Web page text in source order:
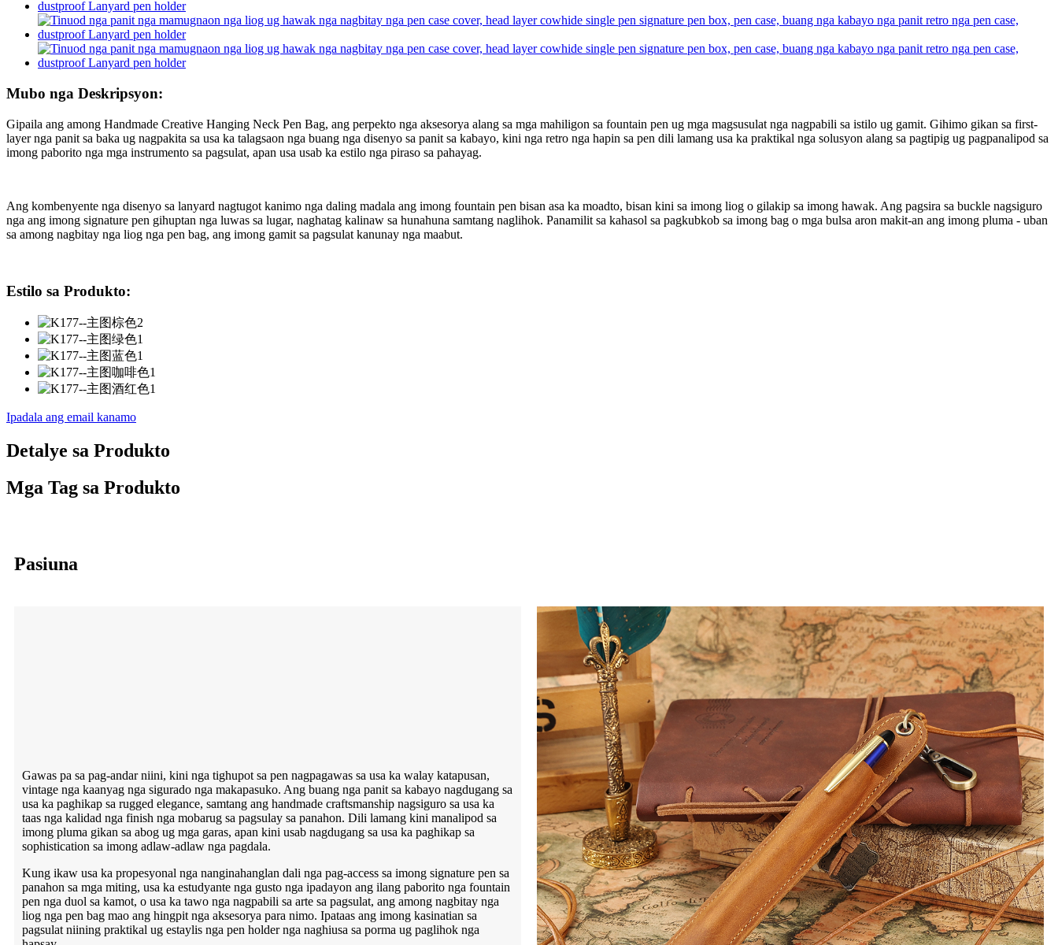
Mubo nga Deskripsyon:
Gipaila ang among Handmade Creative Hanging Neck Pen Bag, ang perpekto nga aksesorya alang sa mga mahiligon sa fountain pen ug mga magsusulat nga nagpabili sa istilo ug gamit. Gihimo gikan sa first-
layer nga panit sa baka ug nagpakita sa usa ka talagsaon nga buang nga disenyo sa panit sa kabayo, kini nga retro nga hapin sa pen dili lamang usa ka praktikal nga solusyon alang sa pagtipig ug pagpanalipod sa
imong paborito nga mga instrumento sa pagsulat, apan usa usab ka estilo nga piraso sa pahayag.
Ang kombenyente nga disenyo sa lanyard nagtugot kanimo nga daling madala ang imong fountain pen bisan asa ka moadto, bisan kini sa imong liog o gilakip sa imong hawak. Ang pagsira sa buckle nagsiguro
nga ang imong signature pen gihuptan nga luwas sa lugar, naghatag kalinaw sa hunahuna samtang naglihok. Panamilit sa kahasol sa pagkubkob sa imong bag o mga bulsa aron makit-an ang imong pluma - uban
sa among nagbitay nga liog nga pen bag, ang imong gamit sa pagsulat kanunay nga maabut.
Estilo sa Produkto:
Ipadala ang email kanamo
Detalye sa Produkto
Mga Tag sa Produkto
Pasiuna
Gawas pa sa pag-andar niini, kini nga tighupot sa pen nagpagawas sa usa ka walay katapusan,
vintage nga kaanyag nga sigurado nga makapasuko. Ang buang nga panit sa kabayo nagdugang sa
usa ka paghikap sa rugged elegance, samtang ang handmade craftsmanship nagsiguro sa usa ka
taas nga kalidad nga finish nga mobarug sa pagsulay sa panahon. Dili lamang kini manalipod sa
imong pluma gikan sa abog ug mga garas, apan kini usab nagdugang sa usa ka paghikap sa
sophistication sa imong adlaw-adlaw nga pagdala.
Kung ikaw usa ka propesyonal nga nanginahanglan dali nga pag-access sa imong signature pen sa
panahon sa mga miting, usa ka estudyante nga gusto nga ipadayon ang ilang paborito nga fountain
pen nga duol sa kamot, o usa ka tawo nga nagpabili sa arte sa pagsulat, ang among nagbitay nga
liog nga pen bag mao ang hingpit nga aksesorya para nimo. Ipataas ang imong kasinatian sa
pagsulat niining praktikal ug estaylis nga pen holder nga naghiusa sa porma ug paglihok nga